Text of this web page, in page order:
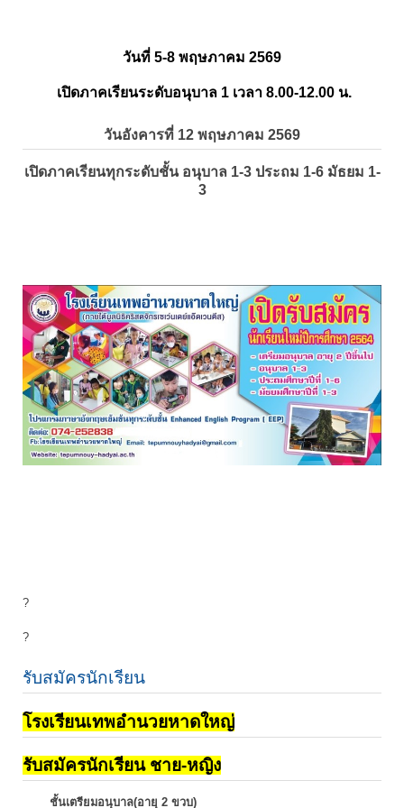
วันที่ 5-8 พฤษภาคม 2569
เปิดภาคเรียนระดับอนุบาล 1 เวลา 8.00-12.00 น.
วันอังคารที่ 12 พฤษภาคม 2569
เปิดภาคเรียนทุกระดับชั้น อนุบาล 1-3 ประถม 1-6 มัธยม 1-
3
?
?
รับสมัครนักเรียน
โรงเรียนเทพอำนวยหาดใหญ่
รับสมัครนักเรียน ชาย-หญิง
ชั้นเตรียมอนุบาล(อายุ 2 ขวบ)